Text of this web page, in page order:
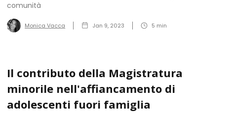
comunità
Monica Vacca Jan 9, 2023 5 min
Il contributo della Magistratura
minorile nell'affiancamento di
adolescenti fuori famiglia